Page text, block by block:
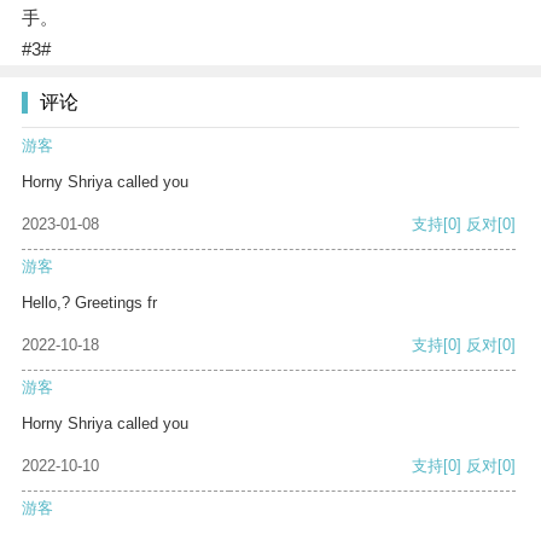
手。
#3#
评论
游客
Horny Shriya called you
2023-01-08 支持[0] 反对[0]
游客
Hello,? Greetings fr
2022-10-18 支持[0] 反对[0]
游客
Horny Shriya called you
2022-10-10 支持[0] 反对[0]
游客